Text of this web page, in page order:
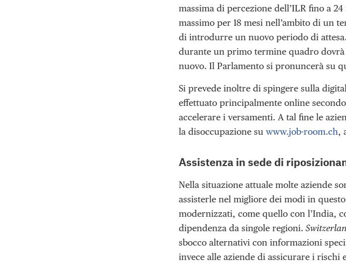
massima di percezione dell’ILR fino a
massimo per 18 mesi nell’ambito di un
di introdurre un nuovo periodo di
durante un primo termine quadro
nuovo. Il Parlamento si pronuncerà su
Si prevede inoltre di spingere sulla
effettuato principalmente online
accelerare i versamenti. A tal fine le
la disoccupazione su www.job-room.ch,
Assistenza in sede di
Nella situazione attuale molte aziende
assisterle nel migliore dei modi in
modernizzati, come quello con l’India,
dipendenza da singole regioni.
sbocco alternativi con informazioni
invece alle aziende di assicurare i rischi